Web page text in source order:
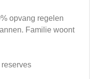
opvang regelen
Familie woont